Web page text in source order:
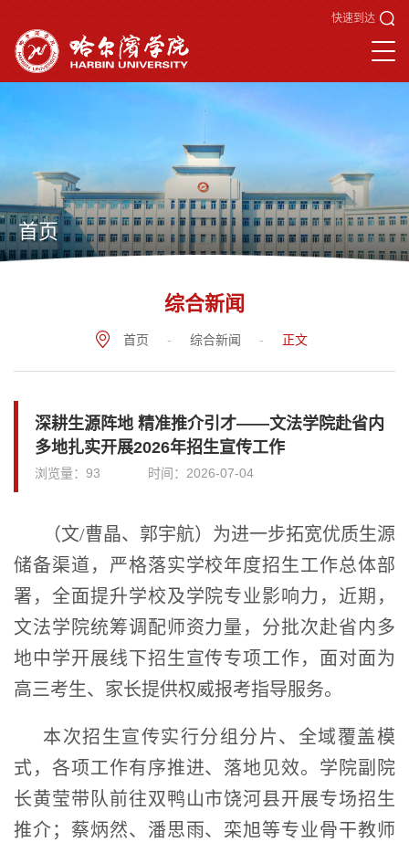
快速到达
首页
综合新闻
首页 - 综合新闻 - 正文
深耕生源阵地 精准推介引才——文法学院赴省内
多地扎实开展2026年招生宣传工作
浏览量： 93 时间： 2026-07-04
（文/曹晶、郭宇航）为进一步拓宽优质生源
储备渠道，严格落实学校年度招生工作总体部
署，全面提升学校及学院专业影响力，近期，
文法学院统筹调配师资力量，分批次赴省内多
地中学开展线下招生宣传专项工作，面对面为
高三考生、家长提供权威报考指导服务。
本次招生宣传实行分组分片、全域覆盖模
式，各项工作有序推进、落地见效。学院副院
长黄莹带队前往双鸭山市饶河县开展专场招生
推介；蔡炳然、潘思雨、栾旭等专业骨干教师